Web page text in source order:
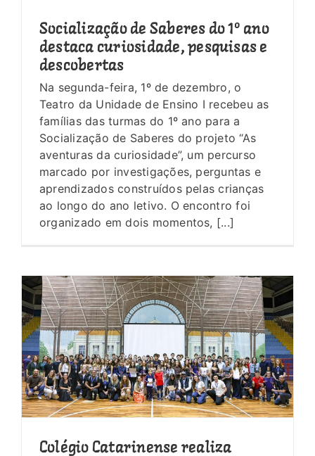
Socialização de Saberes do 1º ano
destaca curiosidade, pesquisas e
descobertas
Na segunda-feira, 1º de dezembro, o
Teatro da Unidade de Ensino I recebeu as
famílias das turmas do 1º ano para a
Socialização de Saberes do projeto “As
aventuras da curiosidade”, um percurso
marcado por investigações, perguntas e
aprendizados construídos pelas crianças
ao longo do ano letivo. O encontro foi
organizado em dois momentos, [...]
Colégio Catarinense realiza